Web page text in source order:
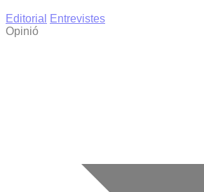
Editorial
Entrevistes
Opinió